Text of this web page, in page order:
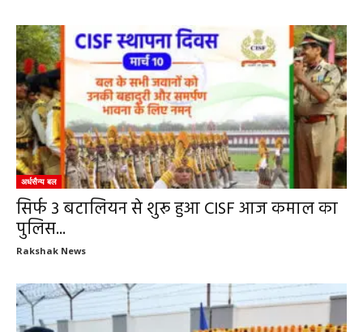
अर्धसैन्य बल
सिर्फ 3 बटालियन से शुरू हुआ CISF आज कमाल का
पुलिस...
Rakshak News